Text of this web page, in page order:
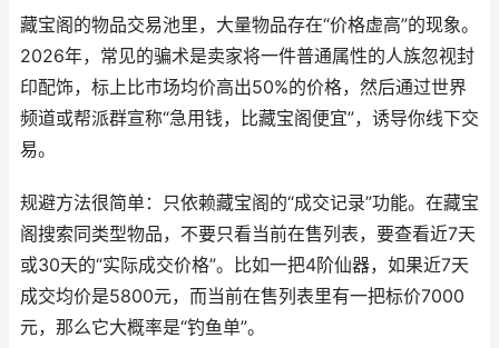
藏宝阁的物品交易池里，大量物品存在“价格虚高”的现象。
2026年，常见的骗术是卖家将一件普通属性的人族忽视封
印配饰，标上比市场均价高出50%的价格，然后通过世界
频道或帮派群宣称“急用钱，比藏宝阁便宜”，诱导你线下交
易。
规避方法很简单：只依赖藏宝阁的“成交记录”功能。在藏宝
阁搜索同类型物品，不要只看当前在售列表，要查看近7天
或30天的“实际成交价格”。比如一把4阶仙器，如果近7天
成交均价是5800元，而当前在售列表里有一把标价7000
元，那么它大概率是“钓鱼单”。